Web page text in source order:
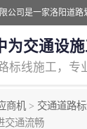
为交通设
商机 > 交通道路
交通流畅